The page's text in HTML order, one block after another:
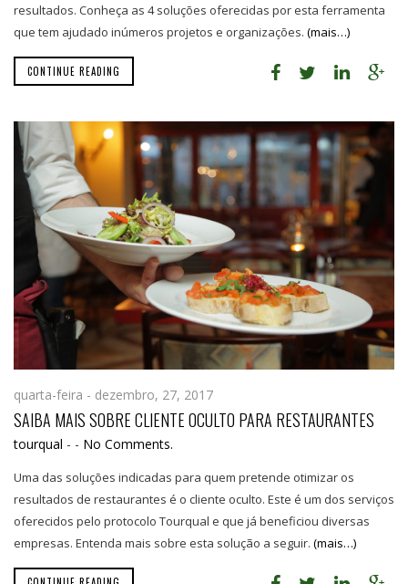
resultados. Conheça as 4 soluções oferecidas por esta ferramenta
que tem ajudado inúmeros projetos e organizações. (mais…)
CONTINUE READING
quarta-feira - dezembro, 27, 2017
SAIBA MAIS SOBRE CLIENTE OCULTO PARA RESTAURANTES
tourqual - - No Comments.
Uma das soluções indicadas para quem pretende otimizar os
resultados de restaurantes é o cliente oculto. Este é um dos serviços
oferecidos pelo protocolo Tourqual e que já beneficiou diversas
empresas. Entenda mais sobre esta solução a seguir. (mais…)